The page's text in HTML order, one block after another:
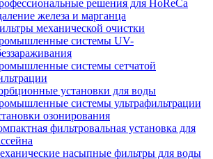
решения для HoReCa
железа и марганца
механической очистки
системы UV-
системы сетчатой
установки для воды
системы ультрафильтрации
озонирования
фильтровальная установка для
насыпные фильтры для воды